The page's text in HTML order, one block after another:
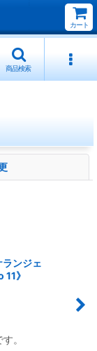
カート
商品検索
ンジェ
》
。